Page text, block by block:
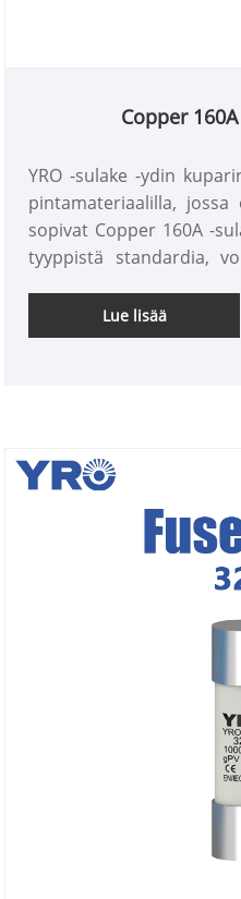
Copper
YRO -sulake -ydin
pintamateriaalilla,
sopivat Copper 160A -
tyyppistä standardia,
rakentaa vahva turvaviiva.
Lue lisää